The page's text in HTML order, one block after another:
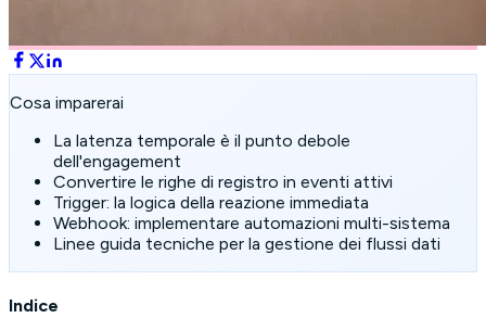
Cosa imparerai
La latenza temporale è il punto debole
dell'engagement
Convertire le righe di registro in eventi attivi
Trigger: la logica della reazione immediata
Webhook: implementare automazioni multi-sistema
Linee guida tecniche per la gestione dei flussi dati
Indice